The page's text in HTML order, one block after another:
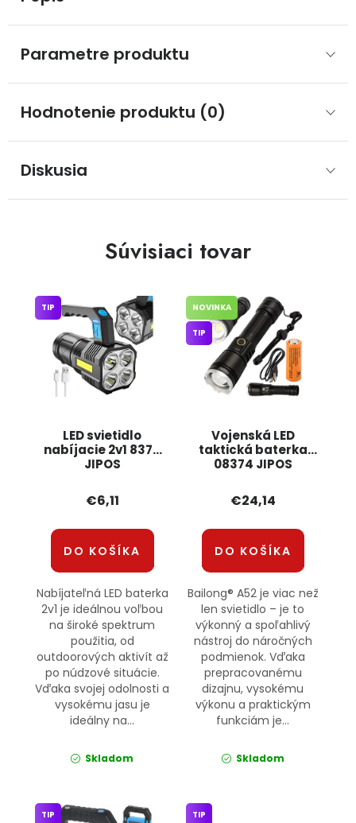
Parametre produktu
Hodnotenie produktu (0)
Diskusia
Súvisiaci tovar
LED svietidlo
nabíjacie 2v1 8379
JIPOS
TIP
€6,11
DO KOŠÍKA
Nabíjateľná LED baterka
2v1 je ideálnou voľbou
na široké spektrum
použitia, od
outdoorových aktivít až
po núdzové situácie.
Vďaka svojej odolnosti a
vysokému jasu je
ideálny na...
Skladom
Vojenská LED
taktická baterka
08374 JIPOS
NOVINKA
TIP
€24,14
DO KOŠÍKA
Bailong® A52 je viac než
len svietidlo – je to
výkonný a spoľahlivý
nástroj do náročných
podmienok. Vďaka
prepracovanému
dizajnu, vysokému
výkonu a praktickým
funkciám je...
Skladom
TIP TIP